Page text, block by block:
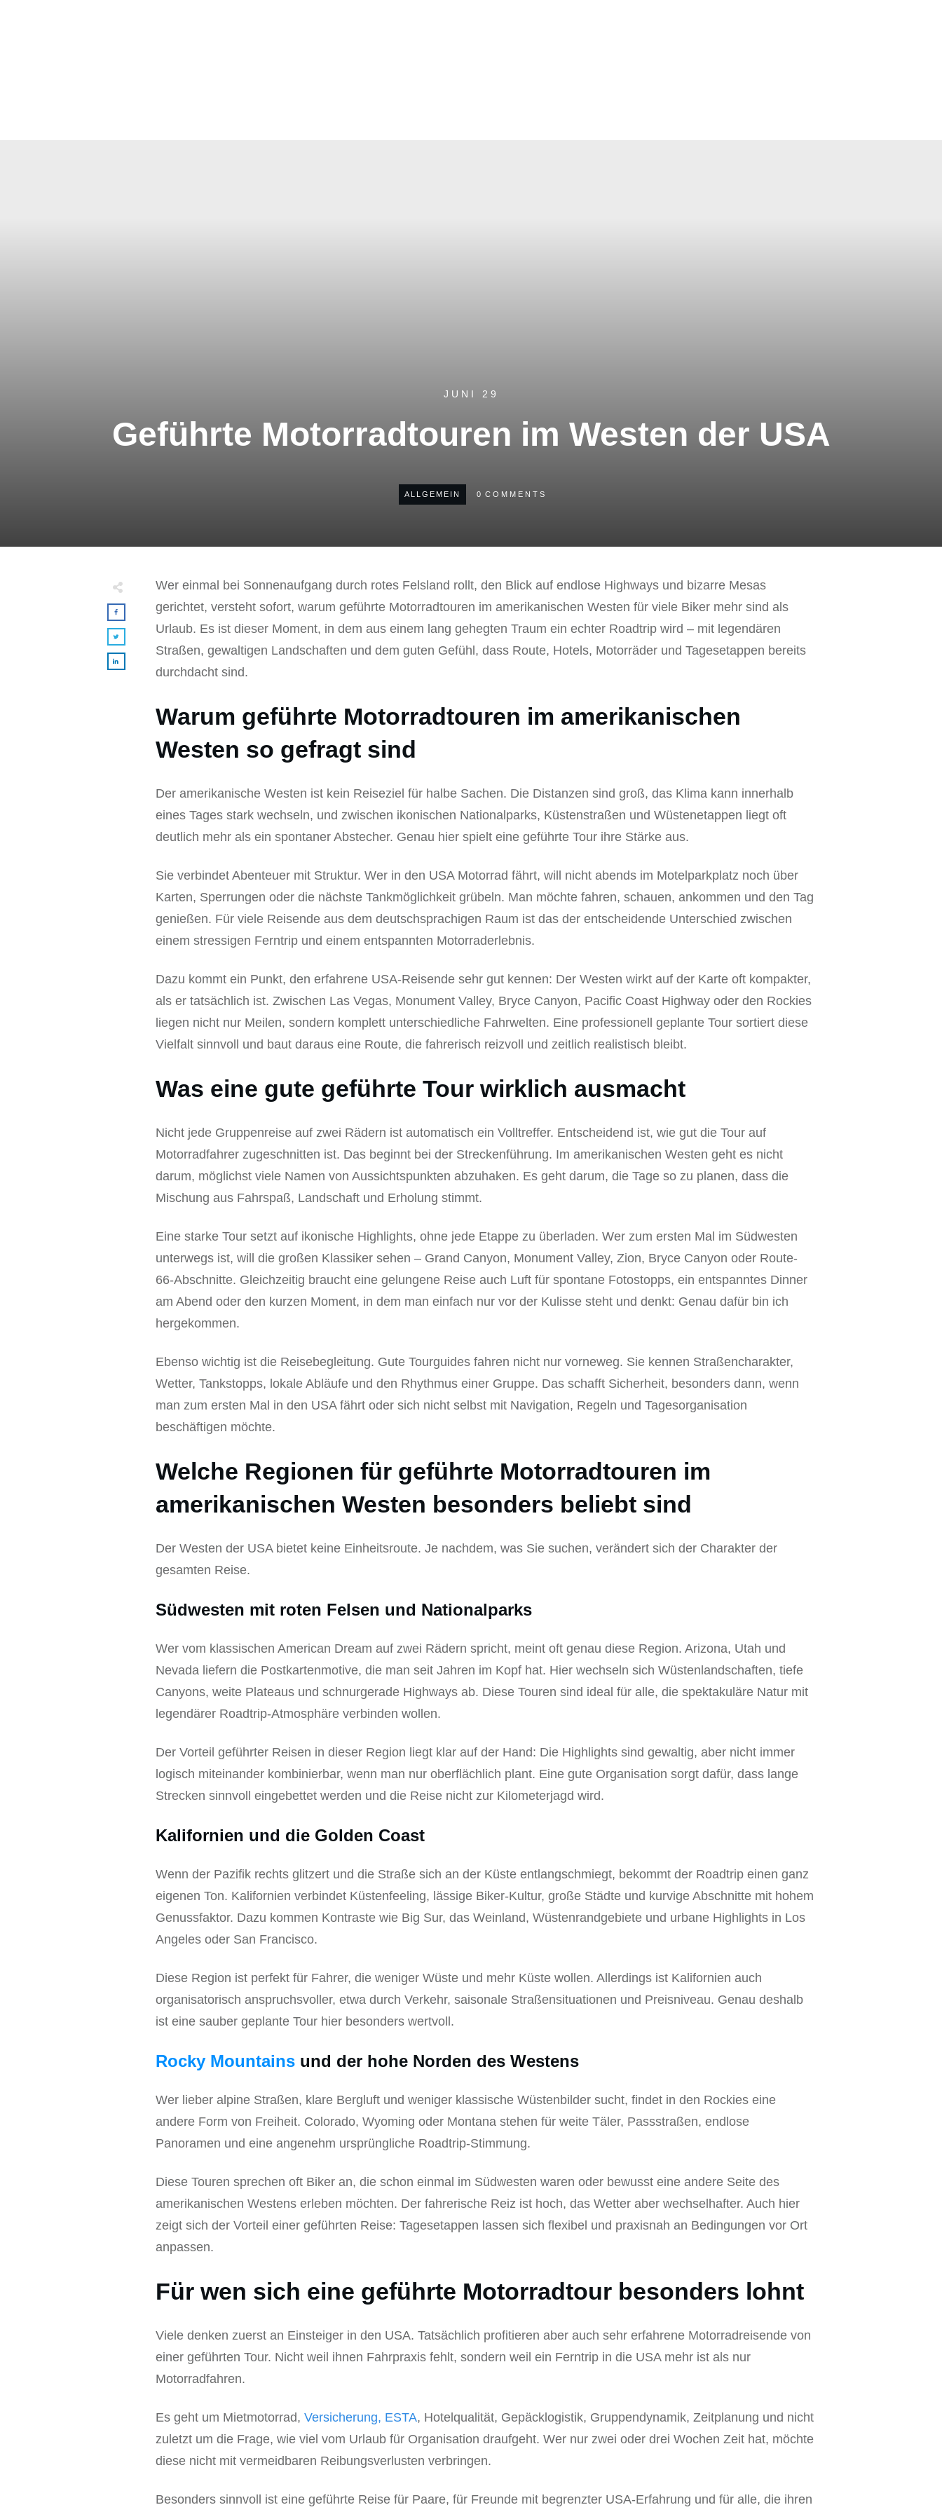
JUNI 29
Geführte Motorradtouren im Westen der USA
ALLGEMEIN 0 COMMENTS
Wer einmal bei Sonnenaufgang durch rotes Felsland rollt, den Blick auf endlose Highways und bizarre Mesas
gerichtet, versteht sofort, warum geführte Motorradtouren im amerikanischen Westen für viele Biker mehr sind als
Urlaub. Es ist dieser Moment, in dem aus einem lang gehegten Traum ein echter Roadtrip wird – mit legendären
Straßen, gewaltigen Landschaften und dem guten Gefühl, dass Route, Hotels, Motorräder und Tagesetappen bereits
durchdacht sind.
Warum geführte Motorradtouren im amerikanischen
Westen so gefragt sind
Der amerikanische Westen ist kein Reiseziel für halbe Sachen. Die Distanzen sind groß, das Klima kann innerhalb
eines Tages stark wechseln, und zwischen ikonischen Nationalparks, Küstenstraßen und Wüstenetappen liegt oft
deutlich mehr als ein spontaner Abstecher. Genau hier spielt eine geführte Tour ihre Stärke aus.
Sie verbindet Abenteuer mit Struktur. Wer in den USA Motorrad fährt, will nicht abends im Motelparkplatz noch über
Karten, Sperrungen oder die nächste Tankmöglichkeit grübeln. Man möchte fahren, schauen, ankommen und den Tag
genießen. Für viele Reisende aus dem deutschsprachigen Raum ist das der entscheidende Unterschied zwischen
einem stressigen Ferntrip und einem entspannten Motorraderlebnis.
Dazu kommt ein Punkt, den erfahrene USA-Reisende sehr gut kennen: Der Westen wirkt auf der Karte oft kompakter,
als er tatsächlich ist. Zwischen Las Vegas, Monument Valley, Bryce Canyon, Pacific Coast Highway oder den Rockies
liegen nicht nur Meilen, sondern komplett unterschiedliche Fahrwelten. Eine professionell geplante Tour sortiert diese
Vielfalt sinnvoll und baut daraus eine Route, die fahrerisch reizvoll und zeitlich realistisch bleibt.
Was eine gute geführte Tour wirklich ausmacht
Nicht jede Gruppenreise auf zwei Rädern ist automatisch ein Volltreffer. Entscheidend ist, wie gut die Tour auf
Motorradfahrer zugeschnitten ist. Das beginnt bei der Streckenführung. Im amerikanischen Westen geht es nicht
darum, möglichst viele Namen von Aussichtspunkten abzuhaken. Es geht darum, die Tage so zu planen, dass die
Mischung aus Fahrspaß, Landschaft und Erholung stimmt.
Eine starke Tour setzt auf ikonische Highlights, ohne jede Etappe zu überladen. Wer zum ersten Mal im Südwesten
unterwegs ist, will die großen Klassiker sehen – Grand Canyon, Monument Valley, Zion, Bryce Canyon oder Route-
66-Abschnitte. Gleichzeitig braucht eine gelungene Reise auch Luft für spontane Fotostopps, ein entspanntes Dinner
am Abend oder den kurzen Moment, in dem man einfach nur vor der Kulisse steht und denkt: Genau dafür bin ich
hergekommen.
Ebenso wichtig ist die Reisebegleitung. Gute Tourguides fahren nicht nur vorneweg. Sie kennen Straßencharakter,
Wetter, Tankstopps, lokale Abläufe und den Rhythmus einer Gruppe. Das schafft Sicherheit, besonders dann, wenn
man zum ersten Mal in den USA fährt oder sich nicht selbst mit Navigation, Regeln und Tagesorganisation
beschäftigen möchte.
Welche Regionen für geführte Motorradtouren im
amerikanischen Westen besonders beliebt sind
Der Westen der USA bietet keine Einheitsroute. Je nachdem, was Sie suchen, verändert sich der Charakter der
gesamten Reise.
Südwesten mit roten Felsen und Nationalparks
Wer vom klassischen American Dream auf zwei Rädern spricht, meint oft genau diese Region. Arizona, Utah und
Nevada liefern die Postkartenmotive, die man seit Jahren im Kopf hat. Hier wechseln sich Wüstenlandschaften, tiefe
Canyons, weite Plateaus und schnurgerade Highways ab. Diese Touren sind ideal für alle, die spektakuläre Natur mit
legendärer Roadtrip-Atmosphäre verbinden wollen.
Der Vorteil geführter Reisen in dieser Region liegt klar auf der Hand: Die Highlights sind gewaltig, aber nicht immer
logisch miteinander kombinierbar, wenn man nur oberflächlich plant. Eine gute Organisation sorgt dafür, dass lange
Strecken sinnvoll eingebettet werden und die Reise nicht zur Kilometerjagd wird.
Kalifornien und die Golden Coast
Wenn der Pazifik rechts glitzert und die Straße sich an der Küste entlangschmiegt, bekommt der Roadtrip einen ganz
eigenen Ton. Kalifornien verbindet Küstenfeeling, lässige Biker-Kultur, große Städte und kurvige Abschnitte mit hohem
Genussfaktor. Dazu kommen Kontraste wie Big Sur, das Weinland, Wüstenrandgebiete und urbane Highlights in Los
Angeles oder San Francisco.
Diese Region ist perfekt für Fahrer, die weniger Wüste und mehr Küste wollen. Allerdings ist Kalifornien auch
organisatorisch anspruchsvoller, etwa durch Verkehr, saisonale Straßensituationen und Preisniveau. Genau deshalb
ist eine sauber geplante Tour hier besonders wertvoll.
Rocky Mountains und der hohe Norden des Westens
Wer lieber alpine Straßen, klare Bergluft und weniger klassische Wüstenbilder sucht, findet in den Rockies eine
andere Form von Freiheit. Colorado, Wyoming oder Montana stehen für weite Täler, Passstraßen, endlose
Panoramen und eine angenehm ursprüngliche Roadtrip-Stimmung.
Diese Touren sprechen oft Biker an, die schon einmal im Südwesten waren oder bewusst eine andere Seite des
amerikanischen Westens erleben möchten. Der fahrerische Reiz ist hoch, das Wetter aber wechselhafter. Auch hier
zeigt sich der Vorteil einer geführten Reise: Tagesetappen lassen sich flexibel und praxisnah an Bedingungen vor Ort
anpassen.
Für wen sich eine geführte Motorradtour besonders lohnt
Viele denken zuerst an Einsteiger in den USA. Tatsächlich profitieren aber auch sehr erfahrene Motorradreisende von
einer geführten Tour. Nicht weil ihnen Fahrpraxis fehlt, sondern weil ein Ferntrip in die USA mehr ist als nur
Motorradfahren.
Es geht um Mietmotorrad, Versicherung, ESTA, Hotelqualität, Gepäcklogistik, Gruppendynamik, Zeitplanung und nicht
zuletzt um die Frage, wie viel vom Urlaub für Organisation draufgeht. Wer nur zwei oder drei Wochen Zeit hat, möchte
diese nicht mit vermeidbaren Reibungsverlusten verbringen.
Besonders sinnvoll ist eine geführte Reise für Paare, für Freunde mit begrenzter USA-Erfahrung und für alle, die ihren